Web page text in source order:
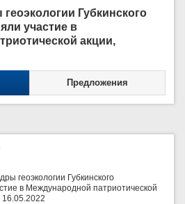
Губкинского
участие в
акции,
Предложения
геоэкологии Губкинского
в Международной патриотической